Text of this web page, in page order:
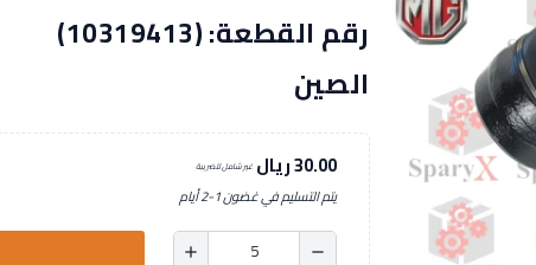
رقم
الصين
30.00 ريال غير شامل للضريبة
يتم التسليم في غضون 1-2 أيام
remove
add